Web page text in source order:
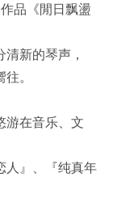
品《閒日飘盪
新的琴声，
。
游在音乐、文
人』、『纯真年